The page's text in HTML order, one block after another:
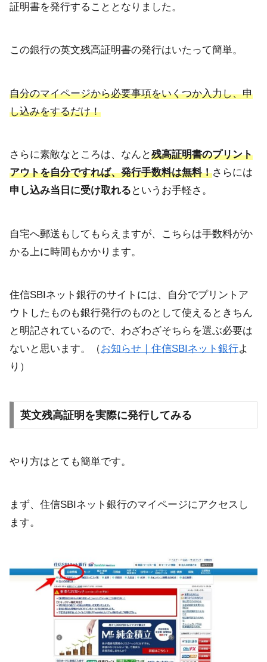
証明書を発行することとなりました。
この銀行の英文残高証明書の発行はいたって簡単。
自分のマイページから必要事項をいくつか入力し、申
し込みをするだけ！
さらに素敵なところは、なんと残高証明書のプリント
アウトを自分ですれば、発行手数料は無料！さらには
申し込み当日に受け取れる というお手軽さ。
自宅へ郵送もしてもらえますが、こちらは手数料がか
かる上に時間もかかります。
住信SBIネット銀行のサイトには、自分でプリントア
ウトしたものも銀行発行のものとして使えるときちん
と明記されているので、わざわざそちらを選ぶ必要は
ないと思います。（お知らせ｜住信SBIネット銀行よ
り）
英文残高証明を実際に発行してみる
やり方はとても簡単です。
まず、住信SBIネット銀行のマイページにアクセスし
ます。